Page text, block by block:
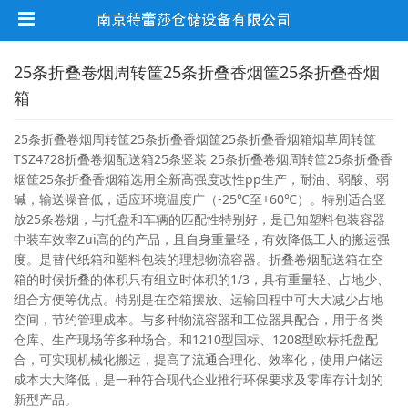
25条折叠卷烟周转筐25条折叠香烟筐25条折叠香烟
箱
25条折叠卷烟周转筐25条折叠香烟筐25条折叠香烟箱烟草周转筐
TSZ4728折叠卷烟配送箱25条竖装 25条折叠卷烟周转筐25条折叠香
烟筐25条折叠香烟箱选用全新高强度改性pp生产，耐油、弱酸、弱
碱，输送噪音低，适应环境温度广（-25℃至+60℃）。特别适合竖
放25条卷烟，与托盘和车辆的匹配性特别好，是已知塑料包装容器
中装车效率Zui高的的产品，且自身重量轻，有效降低工人的搬运强
度。是替代纸箱和塑料包装的理想物流容器。折叠卷烟配送箱在空
箱的时候折叠的体积只有组立时体积的1/3，具有重量轻、占地少、
组合方便等优点。特别是在空箱摆放、运输回程中可大大减少占地
空间，节约管理成本。与多种物流容器和工位器具配合，用于各类
仓库、生产现场等多种场合。和1210型国标、1208型欧标托盘配
合，可实现机械化搬运，提高了流通合理化、效率化，使用户储运
成本大大降低，是一种符合现代企业推行环保要求及零库存计划的
新型产品。